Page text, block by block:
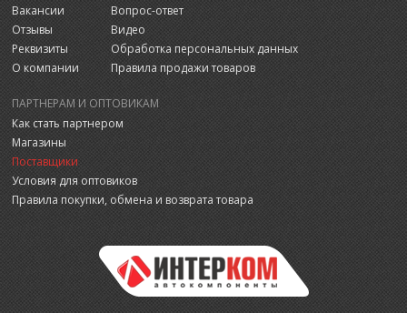
Вакансии
Отзывы
Реквизиты
О компании
Вопрос-ответ
Видео
Обработка персональных данных
Правила продажи товаров
ПАРТНЕРАМ И ОПТОВИКАМ
Как стать партнером
Магазины
Поставщики
Условия для оптовиков
Правила покупки, обмена и возврата товара